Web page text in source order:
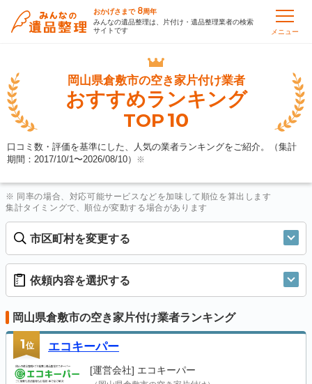
おかげさまで 8周年
みんなの遺品整理は、片付け・遺品整理業者の検索
サイトです
メニュー
岡山県倉敷市の空き家片付け業者
おすすめランキング
TOP10
口コミ数・評価を基準にした、人気の業者ランキングをご紹介。（集計
期間：2017/10/1〜2026/08/10） ※
※ 同率の場合、対応可能サービスなどを加味して順位を算出します
集計タイミングで、順位が変動する場合があります
市区町村を変更する
依頼内容を選択する
岡山県倉敷市の空き家片付け業者ランキング
1位 エコキーパー
[運営会社] エコキーパー